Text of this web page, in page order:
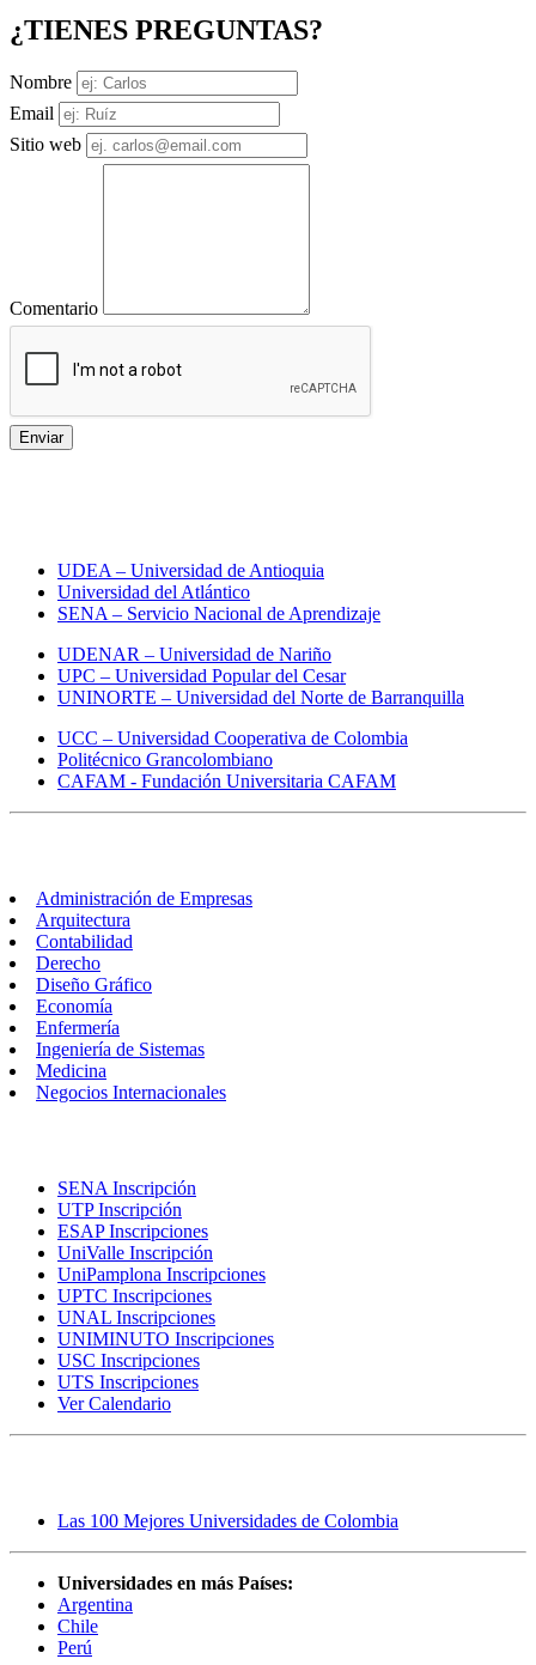
¿TIENES PREGUNTAS?
Nombre
Email
Sitio web
Comentario
Enviar
UDEA – Universidad de Antioquia
Universidad del Atlántico
SENA – Servicio Nacional de Aprendizaje
UDENAR – Universidad de Nariño
UPC – Universidad Popular del Cesar
UNINORTE – Universidad del Norte de Barranquilla
UCC – Universidad Cooperativa de Colombia
Politécnico Grancolombiano
CAFAM - Fundación Universitaria CAFAM
Administración de Empresas
Arquitectura
Contabilidad
Derecho
Diseño Gráfico
Economía
Enfermería
Ingeniería de Sistemas
Medicina
Negocios Internacionales
SENA Inscripción
UTP Inscripción
ESAP Inscripciones
UniValle Inscripción
UniPamplona Inscripciones
UPTC Inscripciones
UNAL Inscripciones
UNIMINUTO Inscripciones
USC Inscripciones
UTS Inscripciones
Ver Calendario
Las 100 Mejores Universidades de Colombia
Universidades en más Países:
Argentina
Chile
Perú